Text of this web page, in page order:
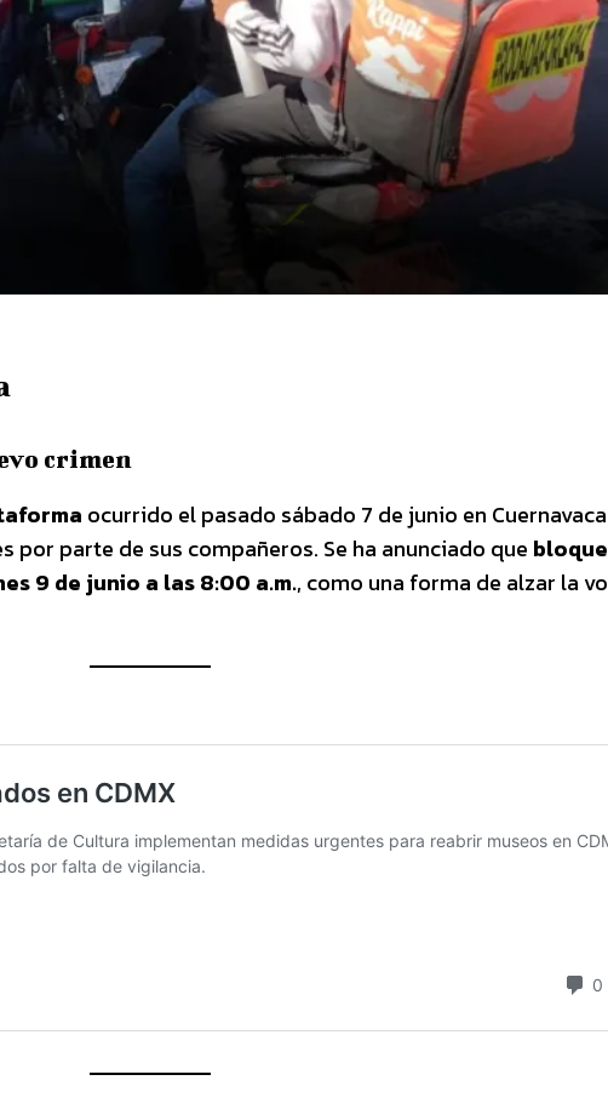
crimen
ocurrido el pasado sábado 7 de junio en
por parte de sus compañeros. Se ha anunciado que
9 de junio a las 8:00 a.m., como una forma de alzar la